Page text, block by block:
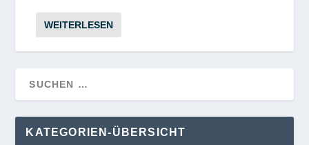
WEITERLESEN
KATEGORIEN-ÜBERSICHT